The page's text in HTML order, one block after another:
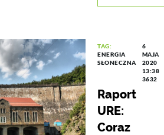
TAG:
ENERGIA
SŁONECZNA
6
MAJA
2020
13:38
3632
Raport
URE:
Coraz